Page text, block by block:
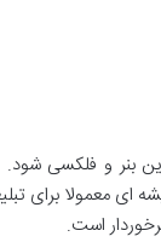
بنر و فلکسی
معمولا برای
است.